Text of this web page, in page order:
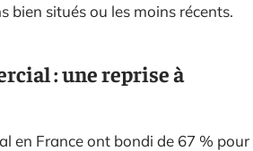
bien situés ou les moins récents.
: une reprise à
en France ont bondi de 67 % pour